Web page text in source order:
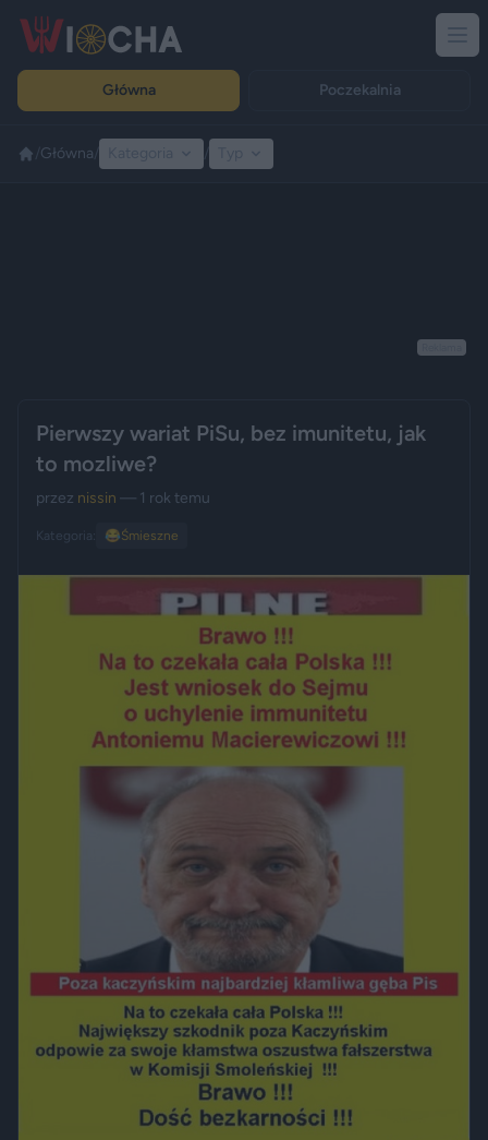
Główna Poczekalnia
Główna
Pierwszy wariat PiSu, bez imunitetu, jak
to mozliwe?
przez nissin — 1 rok temu
Kategoria: 😂Śmieszne